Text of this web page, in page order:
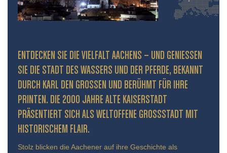
ENTDECKEN SIE DIE VIELFALT AACHENS – UND GENIESSEN S
IE DIE STADT DES WASSERS UND DER PFERDE, BEKANNT D
URCH KARL DEN GROSSEN UND BERÜHMT FÜR IHRE PR
INTEN. DIE 2000 JAHRE ALTE KAISERSTADT PR
ÄSENTIERT SICH ALS WELTOFFENE GROSSSTADT MIT HIS
TORISCHEM FLAIR.
Stolz blicken die Aachener auf ihre Geschichte als